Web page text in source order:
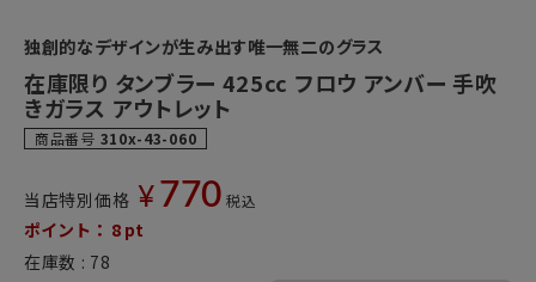
独創的なデザインが生み出す唯一無二のグラス
在庫限り タンブラー 425cc フロウ アンバー 手吹
きガラス アウトレット
商品番号 310x-43-060
当店特別価格 ¥ 770 税込
ポイント： 8 pt
在庫数
78